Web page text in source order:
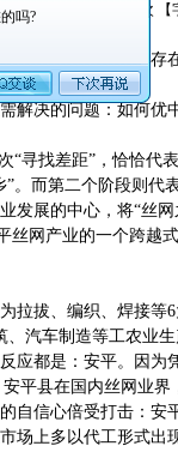
6/7 阅读： 次 【
支柱，其丝网产业存
等弊端。
解决的问题：如何
“寻找差距”，恰恰代
。而第二个阶段则代
展的中心，将“丝网
丝网产业的一个跨越式
拉拔、编织、焊接等
汽车制造等工农业
应都是：安平。因为
平县在国内丝网业界
自信心倍受打击：安
场上多以代工形式出
吗?